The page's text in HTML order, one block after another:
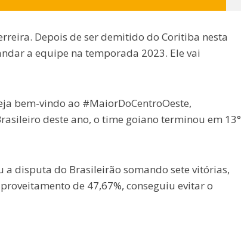
Depois de ser demitido do Coritiba nesta
a equipe na temporada 2023. Ele vai
bem-vindo ao #MaiorDoCentroOeste,
deste ano, o time goiano terminou em 13°
a disputa do Brasileirão somando sete vitórias,
de 47,67%, conseguiu evitar o